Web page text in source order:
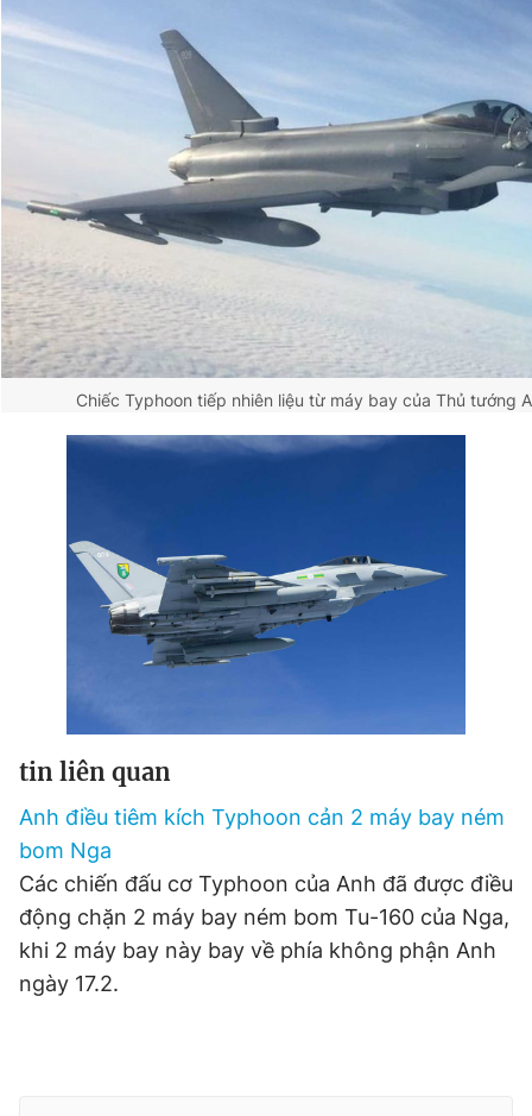
Chiếc Typhoon tiếp nhiên liệu từ máy bay của Thủ tướng
tin liên quan
Anh điều tiêm kích Typhoon cản 2 máy bay ném
bom Nga
Các chiến đấu cơ Typhoon của Anh đã được điều
động chặn 2 máy bay ném bom Tu-160 của Nga,
khi 2 máy bay này bay về phía không phận Anh
ngày 17.2.